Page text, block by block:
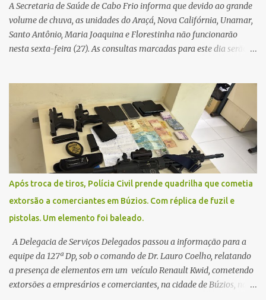
A Secretaria de Saúde de Cabo Frio informa que devido ao grande
volume de chuva, as unidades do Araçá, Nova Califórnia, Unamar,
Santo Antônio, Maria Joaquina e Florestinha não funcionarão
nesta sexta-feira (27). As consultas marcadas para este dia serão
Contamos com a compreensão de toda população, pois se trata de
uma situação climática que foge ao controle da administração
pública.
Após troca de tiros, Polícia Civil prende quadrilha que cometia
extorsão a comerciantes em Búzios. Com réplica de fuzil e
pistolas. Um elemento foi baleado.
A Delegacia de Serviços Delegados passou a informação para a
equipe da 127ª Dp, sob o comando de Dr. Lauro Coelho, relatando
a presença de elementos em um veículo Renault Kwid, cometendo
extorsões a empresários e comerciantes, na cidade de Búzios, na